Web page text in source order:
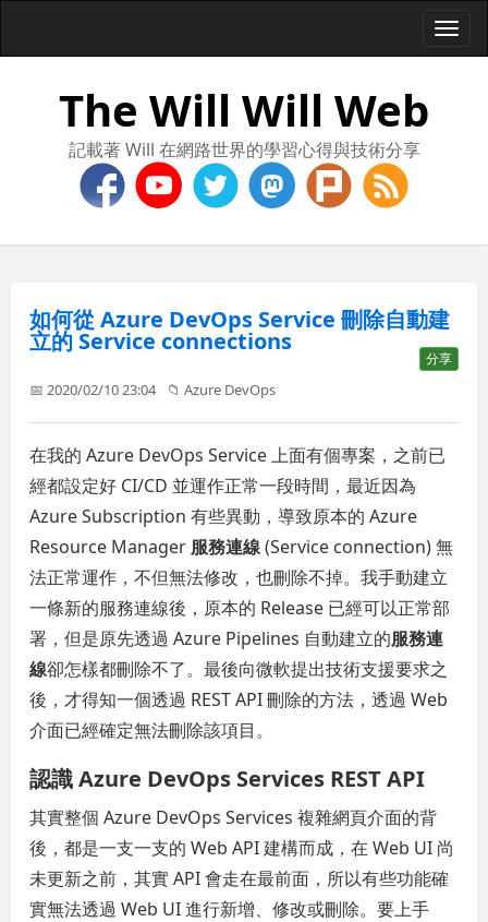
The Will Will Web
記載著 Will 在網路世界的學習心得與技術分享
如何從 Azure DevOps Service 刪除自動建
立的 Service connections
分享
📅 2020/02/10 23:04 📁Azure DevOps
在我的 Azure DevOps Service 上面有個專案，之前已
經都設定好 CI/CD 並運作正常一段時間，最近因為
Azure Subscription 有些異動，導致原本的 Azure
Resource Manager 服務連線(Service connection) 無
法正常運作，不但無法修改，也刪除不掉。我手動建立
一條新的服務連線後，原本的 Release 已經可以正常部
署，但是原先透過 Azure Pipelines 自動建立的服務連
線卻怎樣都刪除不了。最後向微軟提出技術支援要求之
後，才得知一個透過 REST API 刪除的方法，透過 Web
介面已經確定無法刪除該項目。
認識 Azure DevOps Services REST API
其實整個 Azure DevOps Services 複雜網頁介面的背
後，都是一支一支的 Web API 建構而成，在 Web UI 尚
未更新之前，其實 API 會走在最前面，所以有些功能確
實無法透過 Web UI 進行新增、修改或刪除。要上手